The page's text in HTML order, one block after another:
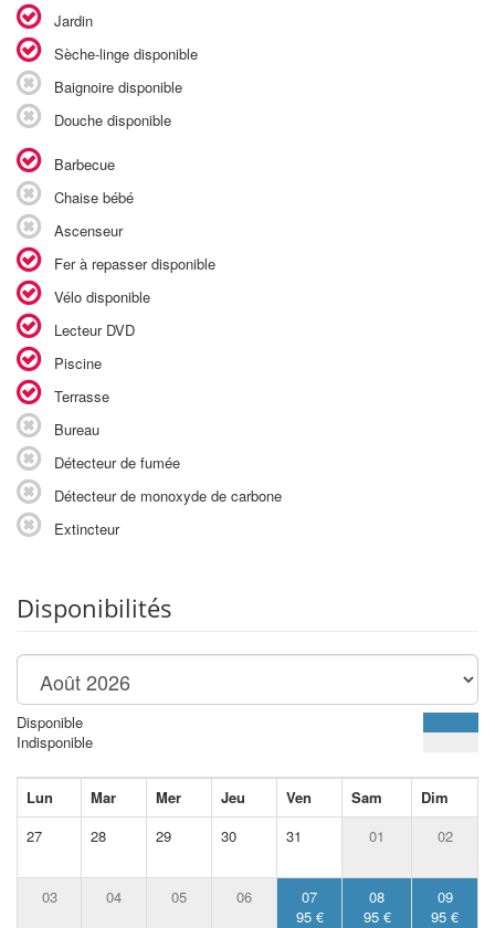
Jardin
Sèche-linge disponible
Baignoire disponible
Douche disponible
Barbecue
Chaise bébé
Ascenseur
Fer à repasser disponible
Vélo disponible
Lecteur DVD
Piscine
Terrasse
Bureau
Détecteur de fumée
Détecteur de monoxyde de carbone
Extincteur
Disponibilités
Disponible
Indisponible
Lun Mar Mer Jeu Ven Sam
Dim
27
28 29 30 31 01 02
03 04 05 06
07
95 €
08
95 €
09
95 €